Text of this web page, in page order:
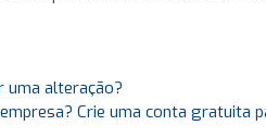
uma alteração?
Crie uma conta gratuita